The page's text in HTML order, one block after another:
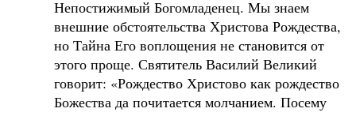
Непостижимый Богомладенец. Мы знаем
внешние обстоятельства Христова Рождества,
но Тайна Его воплощения не становится от
этого проще. Святитель Василий Великий
говорит: «Рождество Христово как рождество
Божества да почитается молчанием. Посему